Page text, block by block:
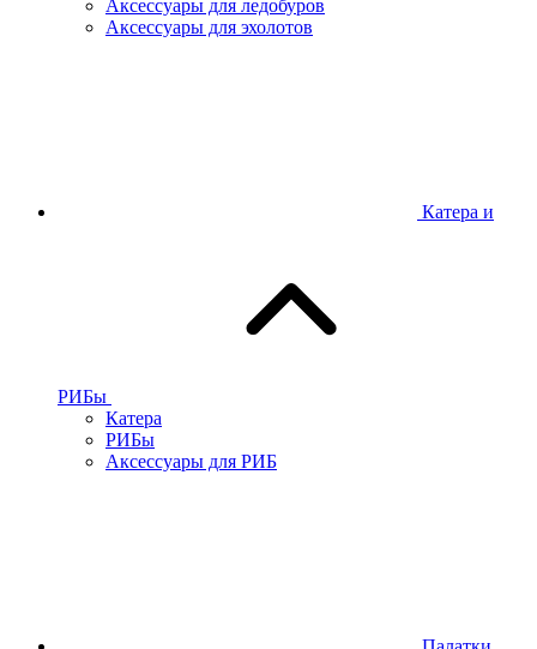
Аксессуары для ледобуров
Аксессуары для эхолотов
Катера и
РИБы
Катера
РИБы
Аксессуары для РИБ